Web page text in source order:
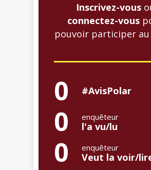
Inscrivez-vous
connectez-vous
pouvoir participer au
0 #AvisPolar
0 enquêteur
l'a vu/lu
0 enquêteur
Veut la voir/